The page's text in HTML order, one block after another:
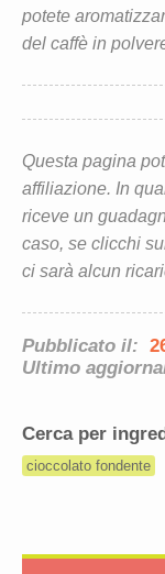
potete
del caffè in
Questa pagina
affiliazione. In
riceve un
caso, se clicchi
ci sarà alcun
Pubblicato il:
Ultimo
Cerca per
cioccolato fondente